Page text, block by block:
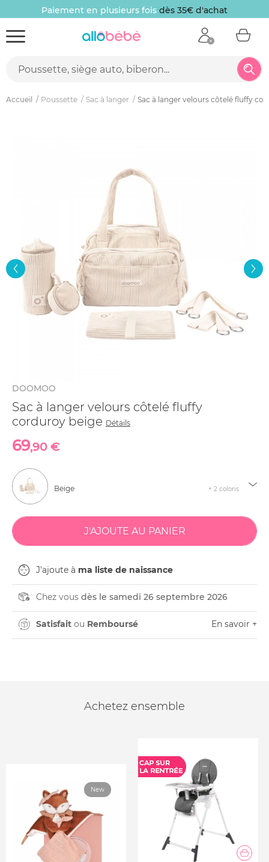
Paiement en plusieurs fois dès 35€ d'achat
Accueil Poussette Sac à langer Sac à langer velours côtelé fluffy
DOOMOO
Sac à langer velours côtelé fluffy
corduroy beige Détails
69,90 €
Beige + 2 coloris
J'ajoute à ma liste de naissance
Chez vous dès le samedi 26 septembre 2026
Satisfait ou Remboursé En savoir +
Achetez ensemble
New